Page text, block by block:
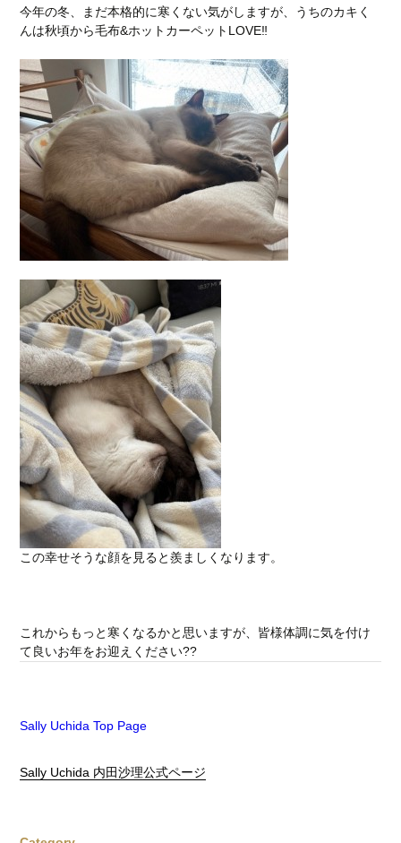
今年の冬、まだ本格的に寒くない気がしますが、うちのカキく
んは秋頃から毛布&ホットカーペットLOVE‼︎
この幸せそうな顔を見ると羨ましくなります。
これからもっと寒くなるかと思いますが、皆様体調に気を付け
て良いお年をお迎えください??
Sally Uchida Top Page
Sally Uchida 内田沙理公式ページ